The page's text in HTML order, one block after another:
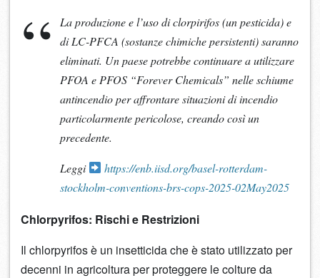
La produzione e l’uso di clorpirifos (un pesticida) e
di LC-PFCA (sostanze chimiche persistenti) saranno
eliminati. Un paese potrebbe continuare a utilizzare
PFOA e PFOS “Forever Chemicals” nelle schiume
antincendio per affrontare situazioni di incendio
particolarmente pericolose, creando così un
precedente.
Leggi
https://enb.iisd.org/basel-rotterdam-
stockholm-conventions-brs-cops-2025-02May2025
Chlorpyrifos: Rischi e Restrizioni
Il chlorpyrifos è un insetticida che è stato utilizzato per
decenni in agricoltura per proteggere le colture da